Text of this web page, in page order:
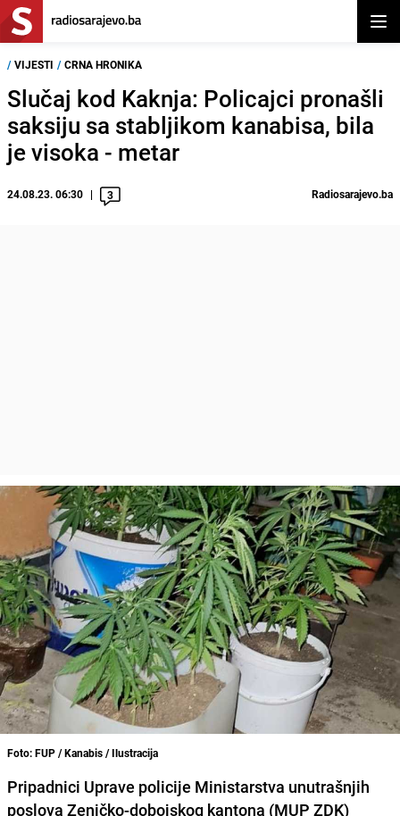
/ VIJESTI / CRNA HRONIKA
Slučaj kod Kaknja: Policajci pronašli
saksiju sa stabljikom kanabisa, bila
je visoka - metar
24.08.23. 06:30 3 Radiosarajevo.ba
Foto: FUP / Kanabis / Ilustracija
Pripadnici Uprave policije Ministarstva unutrašnjih
poslova Zeničko-dobojskog kantona (MUP ZDK)